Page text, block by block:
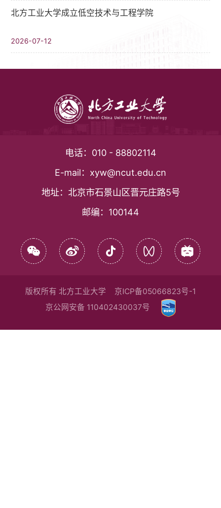
北方工业大学成立低空技术与工程学院
2026-07-12
电话： 010 - 88802114
E-mail： xyw@ncut.edu.cn
地址： 北京市石景山区晋元庄路5号
邮编： 100144
版权所有 北方工业大学
京ICP备05066823号-1
京公网安备 110402430037号